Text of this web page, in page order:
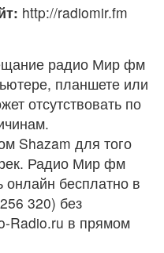
http://radiomir.fm
радио Мир фм
планшете или
отсутствовать по
Shazam для того
Радио Мир фм
онлайн бесплатно в
320) без
Radio.ru в прямом